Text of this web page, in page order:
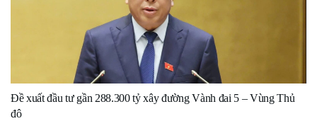
Đề xuất đầu tư gần 288.300 tỷ xây đường Vành đai 5 – Vùng Thủ
đô